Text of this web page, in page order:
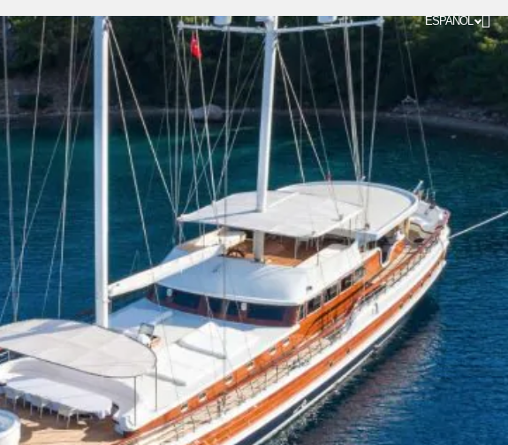
ESPAÑOL